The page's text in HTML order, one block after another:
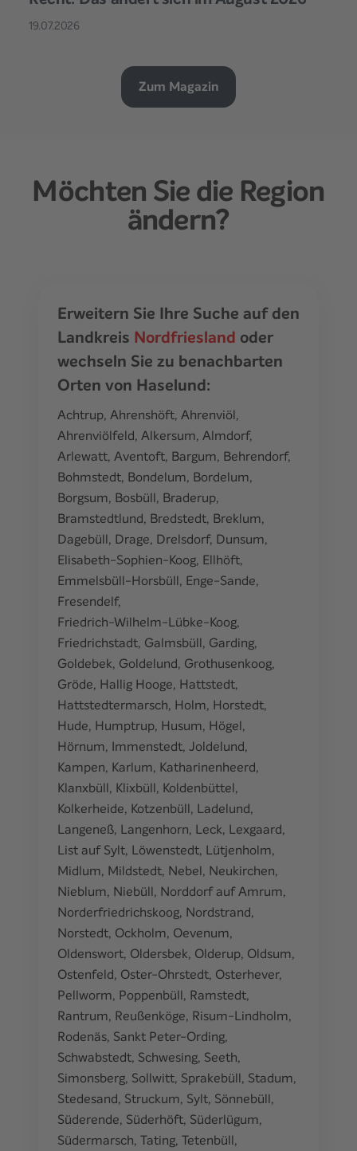
19.07.2026
Zum Magazin
Möchten Sie die Region
ändern?
Erweitern Sie Ihre Suche auf den
Landkreis Nordfriesland oder
wechseln Sie zu benachbarten
Orten von Haselund:
Achtrup, Ahrenshöft, Ahrenviöl,
Ahrenviölfeld, Alkersum, Almdorf,
Arlewatt, Aventoft, Bargum, Behrendorf,
Bohmstedt, Bondelum, Bordelum,
Borgsum, Bosbüll, Braderup,
Bramstedtlund, Bredstedt, Breklum,
Dagebüll, Drage, Drelsdorf, Dunsum,
Elisabeth-Sophien-Koog, Ellhöft,
Emmelsbüll-Horsbüll, Enge-Sande,
Fresendelf,
Friedrich-Wilhelm-Lübke-Koog,
Friedrichstadt, Galmsbüll, Garding,
Goldebek, Goldelund, Grothusenkoog,
Gröde, Hallig Hooge, Hattstedt,
Hattstedtermarsch, Holm, Horstedt,
Hude, Humptrup, Husum, Högel,
Hörnum, Immenstedt, Joldelund,
Kampen, Karlum, Katharinenheerd,
Klanxbüll, Klixbüll, Koldenbüttel,
Kolkerheide, Kotzenbüll, Ladelund,
Langeneß, Langenhorn, Leck, Lexgaard,
List auf Sylt, Löwenstedt, Lütjenholm,
Midlum, Mildstedt, Nebel, Neukirchen,
Nieblum, Niebüll, Norddorf auf Amrum,
Norderfriedrichskoog, Nordstrand,
Norstedt, Ockholm, Oevenum,
Oldenswort, Oldersbek, Olderup, Oldsum,
Ostenfeld, Oster-Ohrstedt, Osterhever,
Pellworm, Poppenbüll, Ramstedt,
Rantrum, Reußenköge, Risum-Lindholm,
Rodenäs, Sankt Peter-Ording,
Schwabstedt, Schwesing, Seeth,
Simonsberg, Sollwitt, Sprakebüll, Stadum,
Stedesand, Struckum, Sylt, Sönnebüll,
Süderende, Süderhöft, Süderlügum,
Südermarsch, Tating, Tetenbüll,